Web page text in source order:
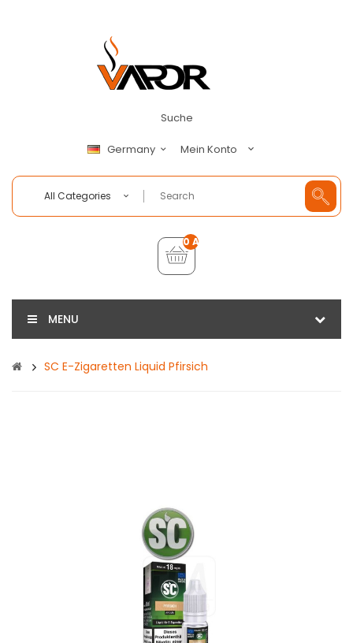
Suche
Germany Mein Konto
All Categories
0 Artikel - €0,00
MENU
SC E-Zigaretten Liquid Pfirsich